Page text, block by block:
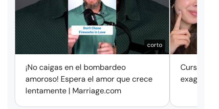
corto
¡No caigas en el bombardeo
amoroso! Espera el amor que crece
lentamente | Marriage.com
Cursos